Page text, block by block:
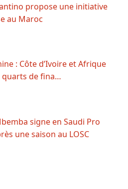
propose une initiative
au Maroc
: Côte d’Ivoire et Afrique
quarts de fina…
signe en Saudi Pro
une saison au LOSC